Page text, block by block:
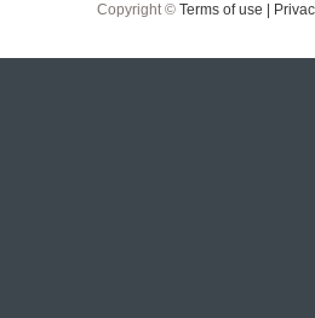
Copyright © Terms of use |